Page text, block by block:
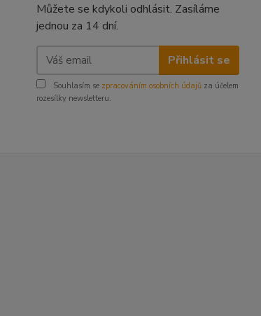
Můžete se kdykoli odhlásit. Zasíláme
jednou za 14 dní.
Přihlásit se
Souhlasím se zpracováním osobních údajů za účelem
rozesílky newsletteru.